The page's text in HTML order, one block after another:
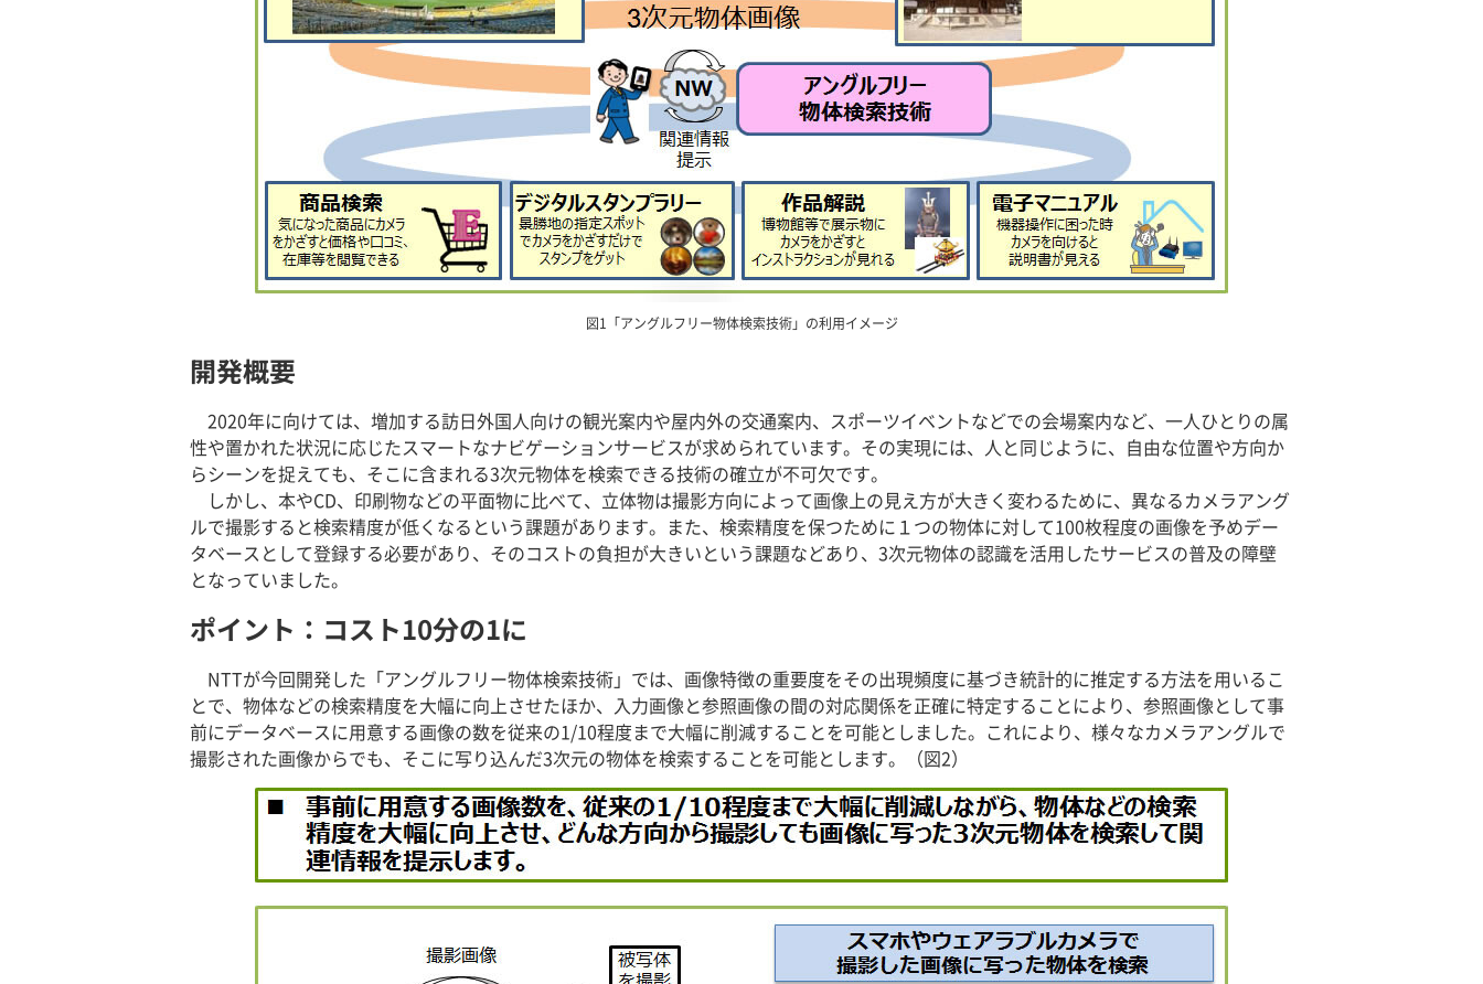
図1「アングルフリー物体検索技術」の利用イメージ
開発概要
2020年に向けては、増加する訪日外国人向けの観光案内や屋内外の交通案内、スポーツイベントなどでの会場案内など、一人ひとりの属
性や置かれた状況に応じたスマートなナビゲーションサービスが求められています。その実現には、人と同じように、自由な位置や方向か
らシーンを捉えても、そこに含まれる3次元物体を検索できる技術の確立が不可欠です。
しかし、本やCD、印刷物などの平面物に比べて、立体物は撮影方向によって画像上の見え方が大きく変わるために、異なるカメラアング
ルで撮影すると検索精度が低くなるという課題があります。また、検索精度を保つために１つの物体に対して100枚程度の画像を予めデー
タベースとして登録する必要があり、そのコストの負担が大きいという課題などあり、3次元物体の認識を活用したサービスの普及の障壁
となっていました。
ポイント：コスト10分の1に
NTTが今回開発した「アングルフリー物体検索技術」では、画像特徴の重要度をその出現頻度に基づき統計的に推定する方法を用いるこ
とで、物体などの検索精度を大幅に向上させたほか、入力画像と参照画像の間の対応関係を正確に特定することにより、参照画像として事
前にデータベースに用意する画像の数を従来の1/10程度まで大幅に削減することを可能としました。これにより、様々なカメラアングルで
撮影された画像からでも、そこに写り込んだ3次元の物体を検索することを可能とします。（図2）